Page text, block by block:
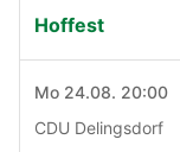
Hoffest
Mo 24.08. 20:00
CDU Delingsdorf